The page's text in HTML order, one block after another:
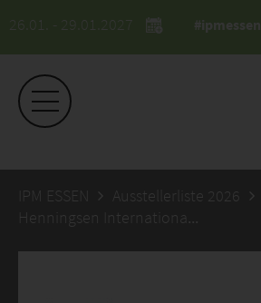
26.01. - 29.01.2027 #ipmessen
IPM ESSEN
Ausstellerliste 2026
Henningsen International AS